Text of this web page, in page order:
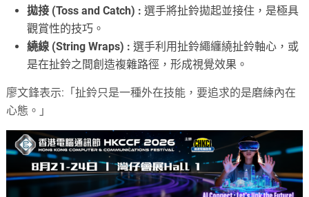
拋接 (Toss and Catch) :選手將扯鈴拋起並接住，是極具
觀賞性的技巧。
繞線 (String Wraps) :選手利用扯鈴繩纏繞扯鈴軸心，或
是在扯鈴之間創造複雜路徑，形成視覺效果。
廖文鋒表示:「扯鈴只是一種外在技能，要追求的是磨練內在
心態。」